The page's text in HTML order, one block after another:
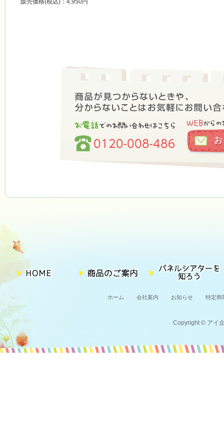
販売価格(税込)：4,950円
ホーム 会社案内 お知らせ 特定商
Copyright © アイ